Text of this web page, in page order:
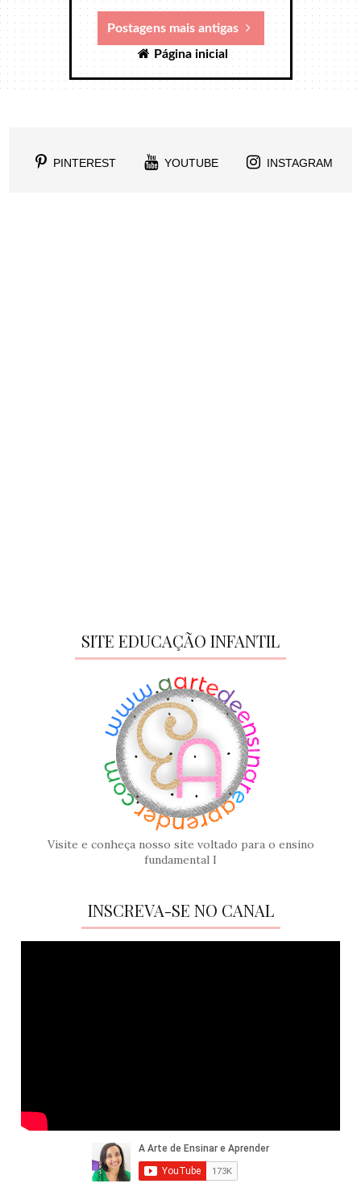
Postagens mais antigas
Página inicial
PINTEREST YOUTUBE INSTAGRAM
SITE EDUCAÇÃO INFANTIL
Visite e conheça nosso site voltado para o ensino
fundamental I
INSCREVA-SE NO CANAL